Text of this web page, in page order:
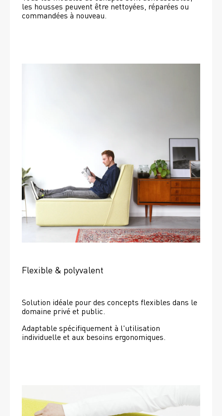
les housses peuvent être nettoyées, réparées ou
commandées à nouveau.
Flexible & polyvalent
Solution idéale pour des concepts flexibles dans le
domaine privé et public.
Adaptable spécifiquement à l'utilisation
individuelle et aux besoins ergonomiques.